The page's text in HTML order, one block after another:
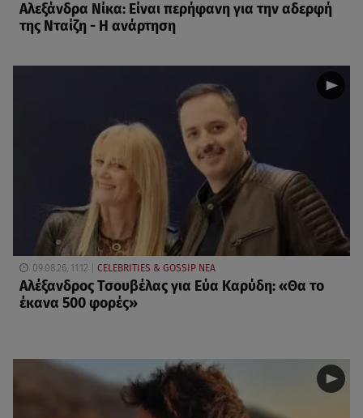
Αλεξάνδρα Νίκα: Είναι περήφανη για την αδερφή
της Νταίζη - Η ανάρτηση
09.08.26, 11:12 CELEBRITIES & GOSSIP ΝΕΑ
Αλέξανδρος Τσουβέλας για Εύα Καρύδη: «Θα το
έκανα 500 φορές»